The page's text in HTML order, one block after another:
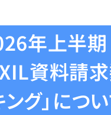
年上半期
資料請
ング」につ